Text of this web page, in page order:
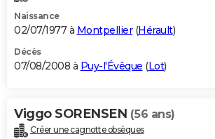
Naissance
02/07/1977 à Montpellier(Hérault)
Décès
07/08/2008 à Puy-l'Évêque (Lot)
Viggo SORENSEN (56 ans)
Créer une cagnotte obsèques